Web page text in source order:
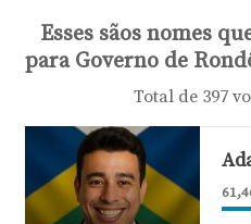
Esses sãos nomes
para Governo de
Total de 397